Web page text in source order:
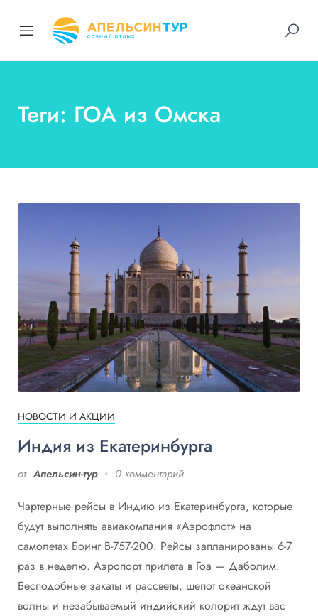
Теги: ГОА из Омска
НОВОСТИ И АКЦИИ
Индия из Екатеринбурга
от Апельсин-тур 0 комментарий
Чартерные рейсы в Индию из Екатеринбурга, которые
будут выполнять авиакомпания «Aэрофлот» на
самолетах Боинг B-757-200. Рейсы запланированы 6-7
раз в неделю. Аэропорт прилета в Гоа — Даболим.
Бесподобные закаты и рассветы, шепот океанской
волны и незабываемый индийский колорит ждут вас